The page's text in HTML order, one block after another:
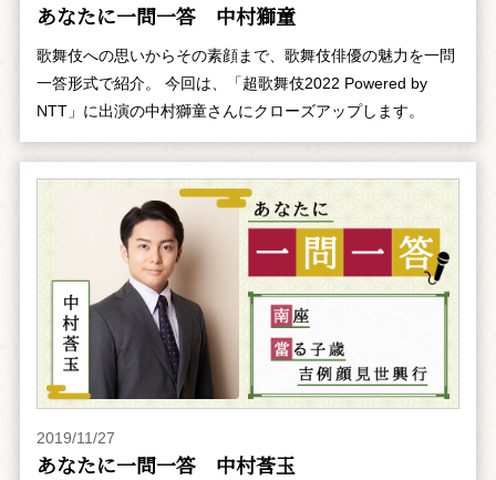
あなたに一問一答 中村獅童
歌舞伎への思いからその素顔まで、歌舞伎俳優の魅力を一問
一答形式で紹介。 今回は、「超歌舞伎2022 Powered by
NTT」に出演の中村獅童さんにクローズアップします。
2019/11/27
あなたに一問一答 中村莟玉